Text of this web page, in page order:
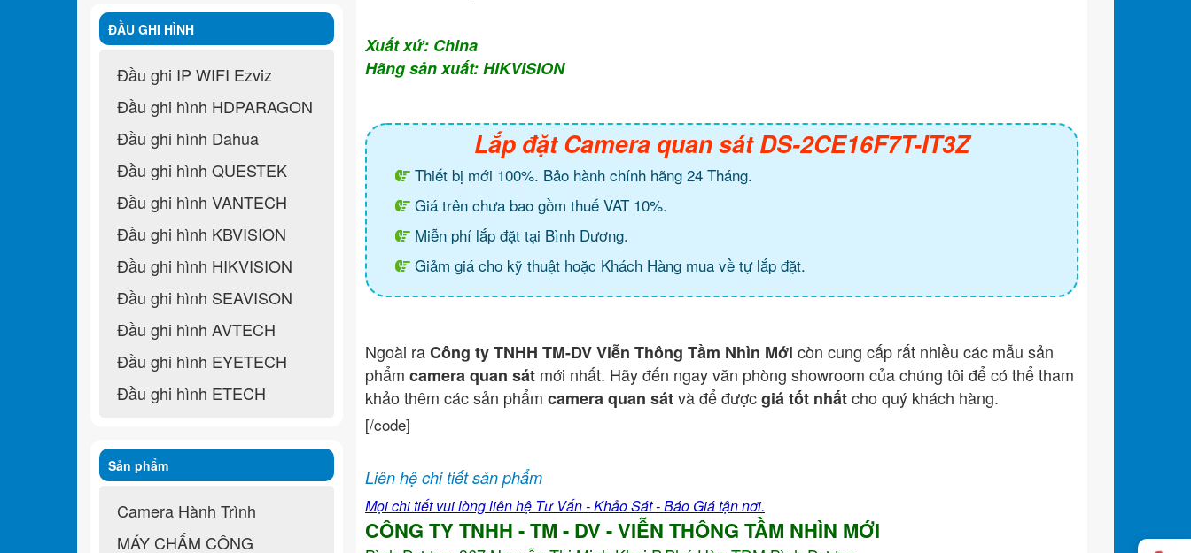
Xuất xứ: China
Hãng sản xuất: HIKVISION
Lắp đặt Camera quan sát DS-2CE16F7T-IT3Z
Thiết bị mới 100%. Bảo hành chính hãng 24 Tháng.
Giá trên chưa bao gồm thuế VAT 10%.
Miễn phí lắp đặt tại Bình Dương.
Giảm giá cho kỹ thuật hoặc Khách Hàng mua về tự lắp đặt.
Ngoài raCông ty TNHH TM-DV Viễn Thông Tầm Nhìn Mới còn cung cấp rất nhiều các mẫu sản
phẩm camera quan sát mới nhất. Hãy đến ngay văn phòng showroom của chúng tôi để có thể tham
khảo thêm các sản phẩm camera quan sátvà để đượcgiá tốt nhấtcho quý khách hàng.
[/code]
Liên hệ chi tiết sản phẩm
Mọi chi tiết vui lòng liên hệ Tư Vấn - Khảo Sát - Báo Giá tận nơi.
CÔNG TY TNHH - TM - DV - VIỄN THÔNG TẦM NHÌN MỚI
ĐẦU GHI HÌNH
Đầu ghi IP WIFI Ezviz
Đầu ghi hình HDPARAGON
Đầu ghi hình Dahua
Đầu ghi hình QUESTEK
Đầu ghi hình VANTECH
Đầu ghi hình KBVISION
Đầu ghi hình HIKVISION
Đầu ghi hình SEAVISON
Đầu ghi hình AVTECH
Đầu ghi hình EYETECH
Đầu ghi hình ETECH
Sản phẩm
Camera Hành Trình
MÁY CHẤM CÔNG